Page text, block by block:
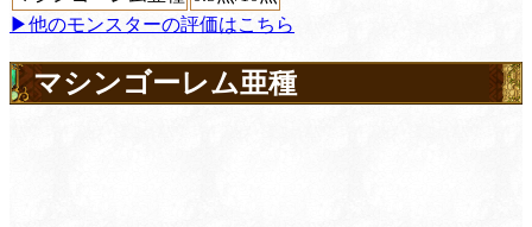
▶他のモンスターの評価はこちら
マシンゴーレム亜種